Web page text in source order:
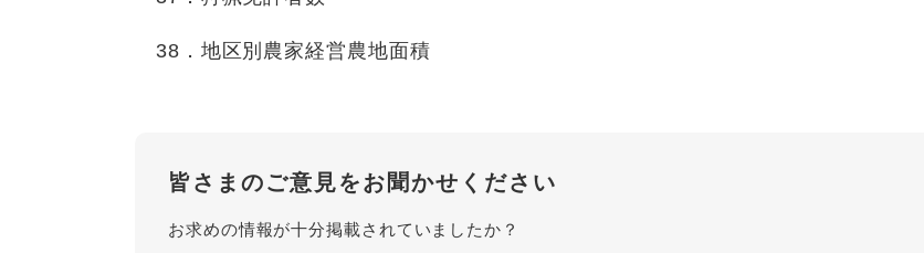
38．地区別農家経営農地面積
皆さまのご意見をお聞かせください
お求めの情報が十分掲載されていましたか？